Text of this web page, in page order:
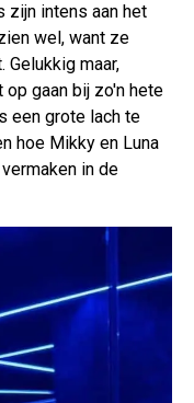
zijn intens aan het
wel, want ze
maar,
gaan bij zo'n hete
een grote lach te
hoe Mikky en Luna
in de